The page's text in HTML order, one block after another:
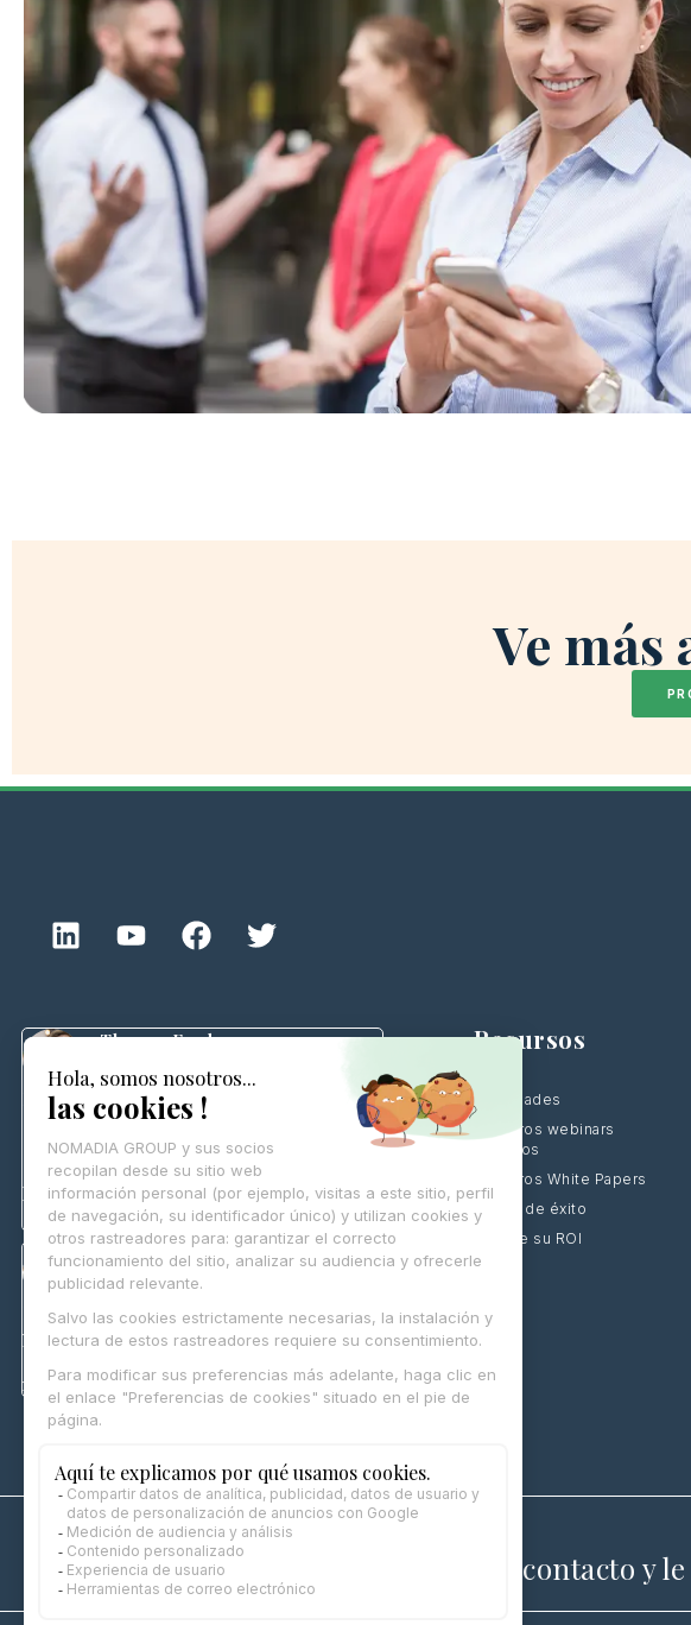
Ve
Thomas Fredon
Los responsables de operaciones pueden
contar con una potente herramienta de
apoyo a la decisión que les permite
automatizar la optimización de rutas,
logrando una mayor eficiencia y mejores
condiciones de trabajo.
Erica Hoff
23/09/2024
Nuestras ganancias de productividad nos
permitirán dedicar más tiempo a nuestros
nuestro servicio.
Recursos
Novedades
Nuestros webinars
gratuitos
Nuestros White Papers
Casos de éxito
Calcule su ROI
Deje sus datos de contacto y